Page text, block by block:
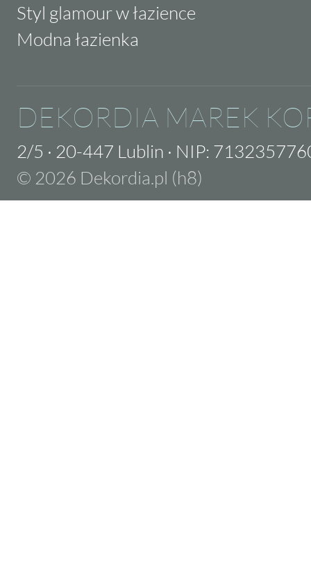
Styl glamour w łazience
Modna łazienka
DEKORDIA MAREK
2/5 · 20-447 Lublin · NIP:
© 2026 Dekordia.pl (h8)